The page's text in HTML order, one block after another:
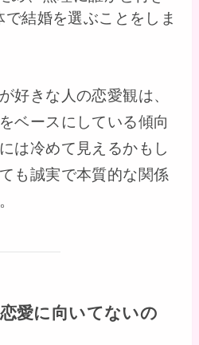
結婚を選ぶことをしま
好きな人の恋愛観は、
ベースにしている傾向
は冷めて見えるかもし
も誠実で本質的な関係
愛に向いてないの